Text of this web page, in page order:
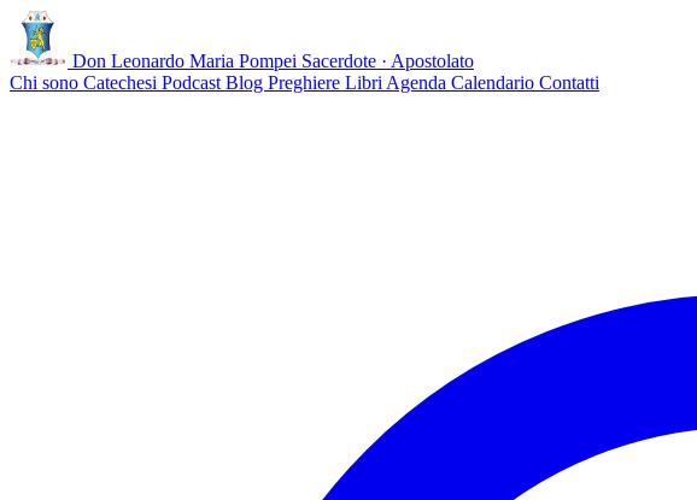
Don Leonardo Maria Pompei Sacerdote · Apostolato
Chi sono Catechesi Podcast Blog Preghiere Libri Agenda Calendario Contatti